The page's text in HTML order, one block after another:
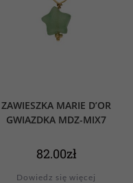
ZAWIESZKA MARIE D’OR
GWIAZDKA MDZ-MIX7
82.00zł
Dowiedz się więcej